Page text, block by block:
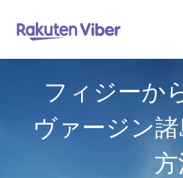
フィジーか
ヴァージン